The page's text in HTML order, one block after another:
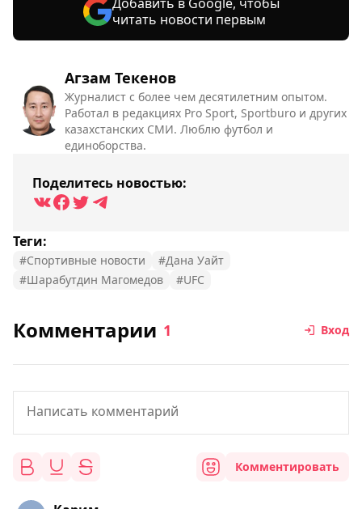
Агзам Текенов
Журналист с более чем десятилетним опытом.
Работал в редакциях Pro Sport, Sportburo и других
казахстанских СМИ. Люблю футбол и
единоборства.
Поделитесь новостью:
Теги:
#Спортивные новости
#Дана Уайт
#Шарабутдин Магомедов
#UFC
читать новости первым
Комментарии 1 Вход
Комментировать